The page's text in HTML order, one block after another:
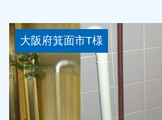
大阪府箕面市T様